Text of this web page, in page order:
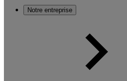
Notre entreprise